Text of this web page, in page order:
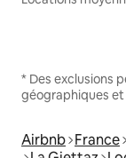
* Des exclusions
géographiques
Airbnb France